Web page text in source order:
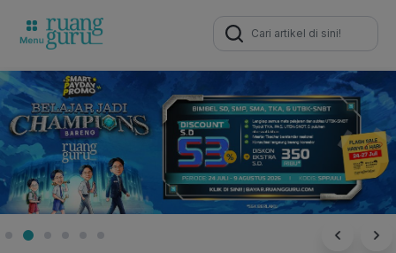
Search
for: